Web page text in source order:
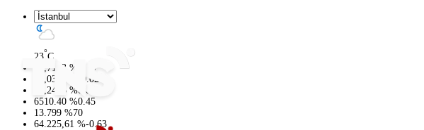
23°C
47,7143 %
0.16
55,0317
-0.02
64,2463 %0.07
6510.40 %0.45
13.799 %70
64.225,61 %-0.63